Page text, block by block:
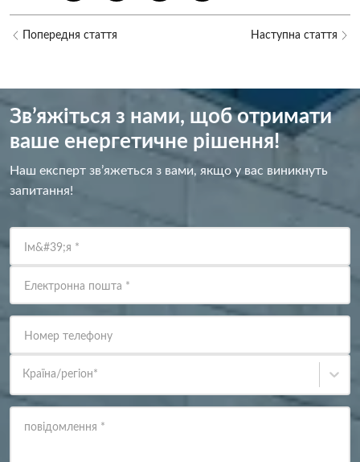
Попередня стаття Наступна стаття
Зв’яжіться з нами, щоб отримати
ваше енергетичне рішення!
Наш експерт зв’яжеться з вами, якщо у вас виникнуть
запитання!
Ім&#39;я *
Електронна пошта *
Номер телефону
Країна/регіон*
повідомлення *